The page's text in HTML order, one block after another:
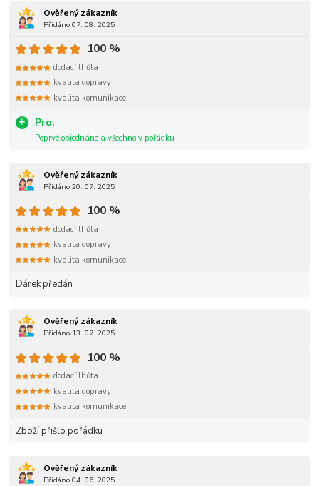
Ověřený zákazník
Přidáno 07. 08. 2025
Pro:
Poprvé objednáno a všechno v pořádku
100 %
dodací lhůta
kvalita dopravy
kvalita komunikace
Ověřený zákazník
Přidáno 20. 07. 2025
Dárek předán
100 %
dodací lhůta
kvalita dopravy
kvalita komunikace
Ověřený zákazník
Přidáno 13. 07. 2025
Zboží přišlo pořádku
100 %
dodací lhůta
kvalita dopravy
kvalita komunikace
Ověřený zákazník
Přidáno 04. 06. 2025